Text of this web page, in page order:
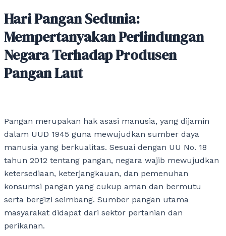
Hari Pangan Sedunia:
Mempertanyakan Perlindungan
Negara Terhadap Produsen
Pangan Laut
Pangan merupakan hak asasi manusia, yang dijamin
dalam UUD 1945 guna mewujudkan sumber daya
manusia yang berkualitas. Sesuai dengan UU No. 18
tahun 2012 tentang pangan, negara wajib mewujudkan
ketersediaan, keterjangkauan, dan pemenuhan
konsumsi pangan yang cukup aman dan bermutu
serta bergizi seimbang. Sumber pangan utama
masyarakat didapat dari sektor pertanian dan
perikanan.